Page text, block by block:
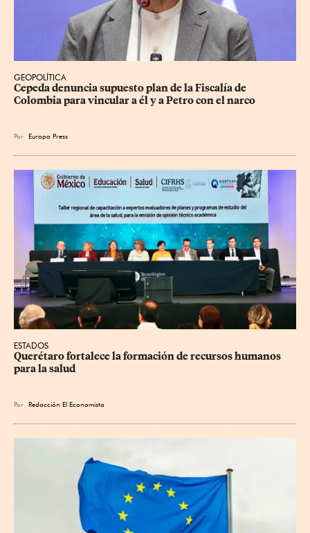
GEOPOLÍTICA
Cepeda denuncia supuesto plan de la Fiscalía de
Colombia para vincular a él y a Petro con el narco
Por Europa Press
ESTADOS
Querétaro fortalece la formación de recursos humanos
para la salud
Por Redacción El Economista